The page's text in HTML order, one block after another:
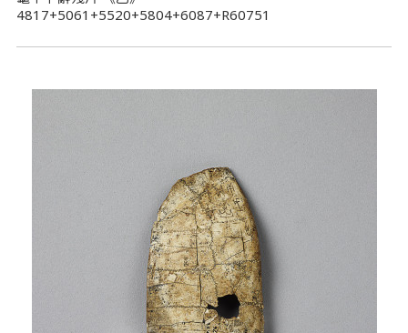
4817+5061+5520+5804+6087+R60751